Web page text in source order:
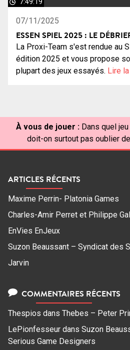
7:49:19
07/11/2025
ESSEN SPIEL 2025 : LE
La Proxi-Team s'est rendue au
édition 2025 et vous propose
plupart des jeux essayés. Lire
À vous de jouer : Dans quel
doit-on surtout pas oublier
ARTICLES RÉCENTS
Maxime Perrin- Platonia Games
Charles-Amir Perret et Philippe
EnVies EnJeux
Suzon Beaussant – Syndicat des
Jarvin
COMMENTAIRES RÉCENTS
Thespios dans Thebes – Peter
LePionfesseur dans Suzon
Serious Game Designers